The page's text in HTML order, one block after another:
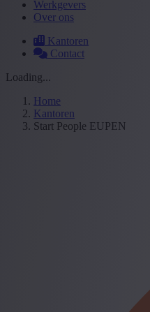
Werkgevers
Over ons
Kantoren
Contact
Loading...
Home
Kantoren
Start People EUPEN